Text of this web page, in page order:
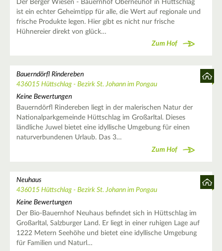
Der Berger Wiesen - Bauernhof Oberneuhof in Hüttschlag
ist ein echter Geheimtipp für alle, die Wert auf regionale und
frische Produkte legen. Hier gibt es nicht nur frische
Hühnereier direkt von glück…
Zum Hof
Bauerndörfl Rindereben
436015 Hüttschlag - Bezirk St. Johann im Pongau
Keine Bewertungen
Bauerndörfl Rindereben liegt in der malerischen Natur der
Nationalparkgemeinde Hüttschlag im Großarltal. Dieses
ländliche Juwel bietet eine idyllische Umgebung für einen
naturverbundenen Urlaub. Das 3…
Zum Hof
Neuhaus
436015 Hüttschlag - Bezirk St. Johann im Pongau
Keine Bewertungen
Der Bio-Bauernhof Neuhaus befindet sich in Hüttschlag im
Großarltal, Salzburger Land. Er liegt in einer ruhigen Lage auf
1222 Metern Seehöhe und bietet eine idyllische Umgebung
für Familien und Naturl…